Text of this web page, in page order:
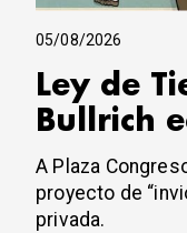
05/08/2026
Ley de
Bullrich
A Plaza
proyecto de
privada.